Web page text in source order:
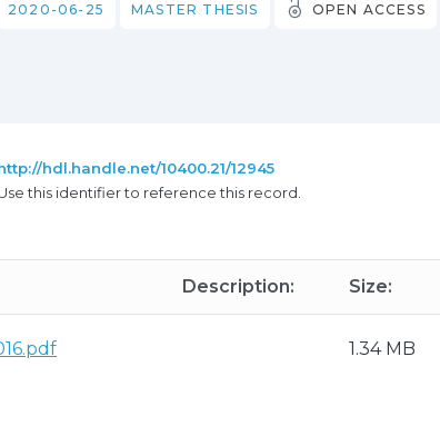
2020-06-25 MASTER THESIS OPEN ACCESS
hdl.handle.net/10400.21/12945
this identifier to reference this record.
Description: Size:
1.34 MB